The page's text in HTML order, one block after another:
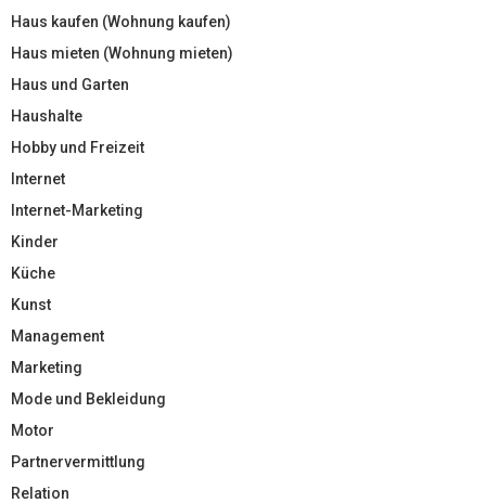
Haus kaufen (Wohnung kaufen)
Haus mieten (Wohnung mieten)
Haus und Garten
Haushalte
Hobby und Freizeit
Internet
Internet-Marketing
Kinder
Küche
Kunst
Management
Marketing
Mode und Bekleidung
Motor
Partnervermittlung
Relation